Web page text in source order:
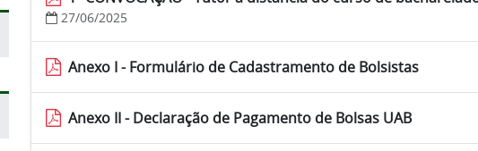
27/06/2025
Anexo I - Formulário de Cadastramento de Bolsistas
Anexo II - Declaração de Pagamento de Bolsas UAB